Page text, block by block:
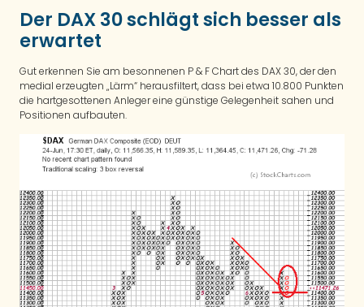
Der DAX 30 schlägt sich besser als
erwartet
Gut erkennen Sie am besonnenen P & F Chart des DAX 30, der den
medial erzeugten „Lärm“ herausfiltert, dass bei etwa 10.800 Punkten
die hartgesottenen Anleger eine günstige Gelegenheit sahen und
Positionen aufbauten.